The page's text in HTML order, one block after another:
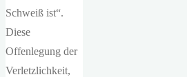
Schweiß ist“.
Diese
Offenlegung der
Verletzlichkeit,